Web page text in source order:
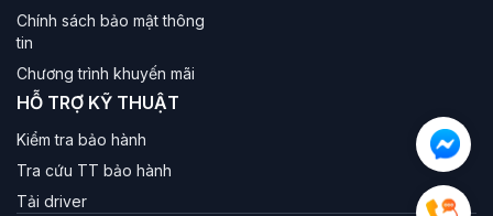
Chính sách bảo mật thông
tin
Chương trình khuyến mãi
HỖ TRỢ KỸ THUẬT
Kiểm tra bảo hành
Tra cứu TT bảo hành
Tải driver